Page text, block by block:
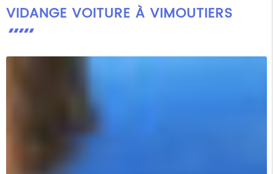
VIDANGE VOITURE À VIMOUTIERS